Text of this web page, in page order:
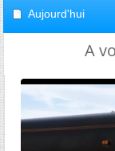
Aujourd'hui
A